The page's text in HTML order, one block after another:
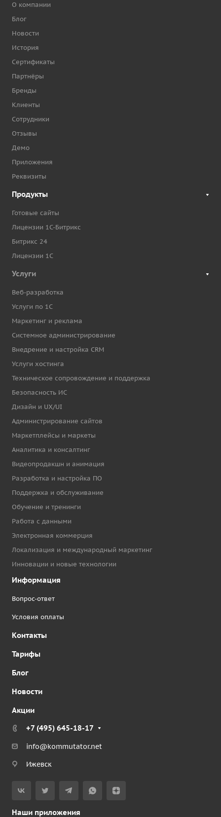
О компании
Блог
Новости
История
Сертификаты
Партнёры
Бренды
Клиенты
Сотрудники
Отзывы
Демо
Приложения
Реквизиты
Продукты
Готовые сайты
Лицензии 1С-Битрикс
Битрикс 24
Лицензии 1С
Услуги
Веб-разработка
Услуги по 1С
Маркетинг и реклама
Системное администрирование
Внедрение и настройка CRM
Услуги хостинга
Техническое сопровождение и поддержка
Безопасность ИС
Дизайн и UX/UI
Администрирование сайтов
Маркетплейсы и маркеты
Аналитика и консалтинг
Видеопродакшн и анимация
Разработка и настройка ПО
Поддержка и обслуживание
Обучение и тренинги
Работа с данными
Электронная коммерция
Локализация и международный маркетинг
Инновации и новые технологии
Информация
Вопрос-ответ
Условия оплаты
Контакты
Тарифы
Блог
Новости
Акции
+7 (495) 645-18-17
info@kommutator.net
Ижевск
Наши приложения